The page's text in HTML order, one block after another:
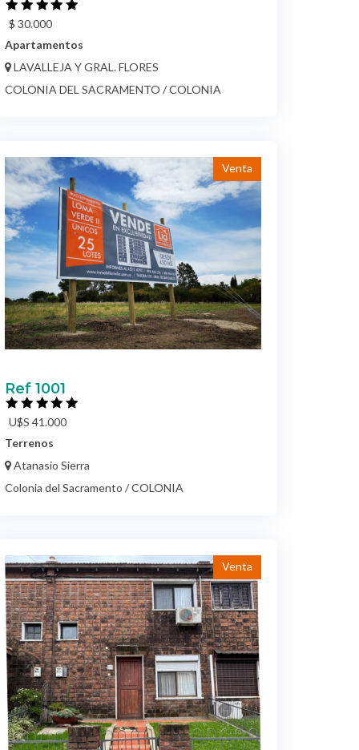
$ 30.000
Apartamentos
LAVALLEJA Y GRAL. FLORES
COLONIA DEL SACRAMENTO / COLONIA
Venta
Ref 1001
U$S 41.000
Terrenos
Atanasio Sierra
Colonia del Sacramento / COLONIA
Venta